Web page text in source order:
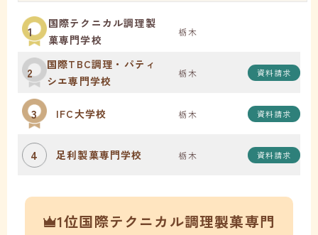
1
国際テクニカル調理製
菓専門学校
栃木
2
国際TBC調理・パティ
シエ専門学校
栃木 資料請求
3 IFC大学校 栃木 資料請求
4 足利製菓専門学校 栃木 資料請求
1位国際テクニカル調理製菓専門